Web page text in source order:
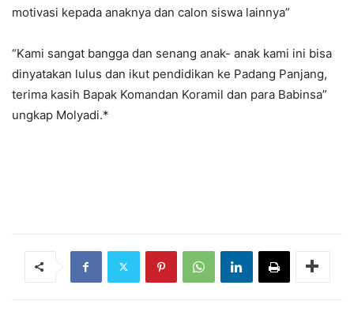
motivasi kepada anaknya dan calon siswa lainnya”
“Kami sangat bangga dan senang anak- anak kami ini bisa
dinyatakan lulus dan ikut pendidikan ke Padang Panjang,
terima kasih Bapak Komandan Koramil dan para Babinsa”
ungkap Molyadi.*